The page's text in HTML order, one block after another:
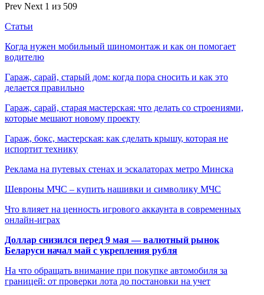
Prev Next 1 из 509
Статьи
Когда нужен мобильный шиномонтаж и как он помогает
водителю
Гараж, сарай, старый дом: когда пора сносить и как это
делается правильно
Гараж, сарай, старая мастерская: что делать со строениями,
которые мешают новому проекту
Гараж, бокс, мастерская: как сделать крышу, которая не
испортит технику
Реклама на путевых стенах и эскалаторах метро Минска
Шевроны МЧС – купить нашивки и символику МЧС
Что влияет на ценность игрового аккаунта в современных
онлайн-играх
Доллар снизился перед 9 мая — валютный рынок
Беларуси начал май с укрепления рубля
На что обращать внимание при покупке автомобиля за
границей: от проверки лота до постановки на учет